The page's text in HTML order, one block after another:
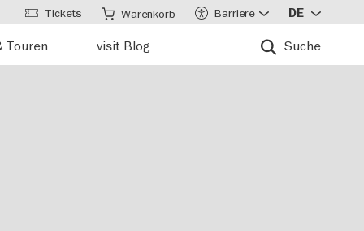
Touren visit Blog Suche
Tickets Warenkorb Barriere DE